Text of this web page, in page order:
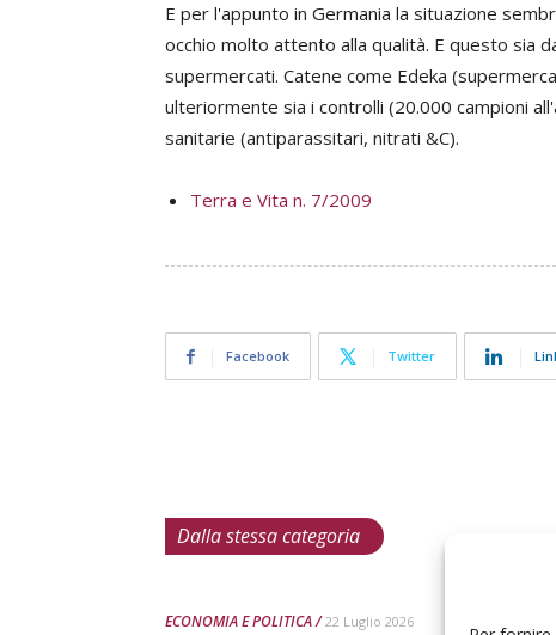
E per l'appunto in Germania la situazione
occhio molto attento alla qualità. E questo sia
supermercati. Catene come Edeka
ulteriormente sia i controlli (20.000 campioni
sanitarie (antiparassitari, nitrati &C).
Terra e Vita n. 7/2009
Facebook Twitter
Dalla stessa categoria
ECONOMIA E POLITICA 22 Luglio 2026